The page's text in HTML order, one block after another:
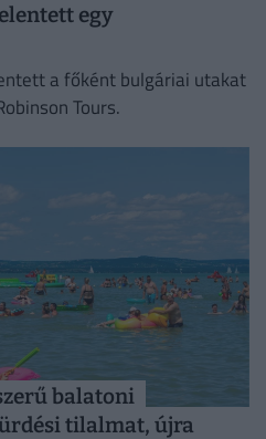
egy
a főként bulgáriai utakat
Tours.
balatoni
tilalmat, újra